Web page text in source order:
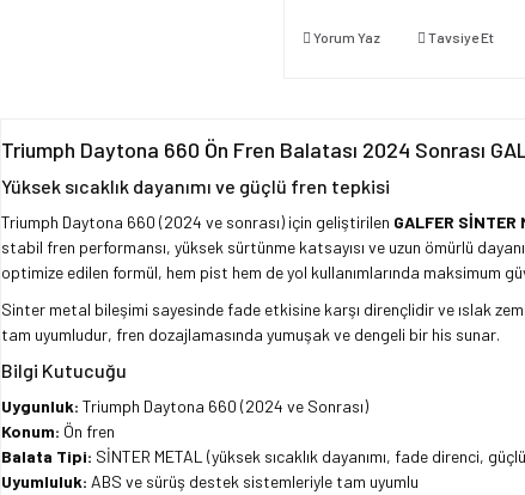
Yorum Yaz Tavsiye Et
Triumph Daytona 660 Ön Fren Balatası 2024 Sonrası
Yüksek sıcaklık dayanımı ve güçlü fren tepkisi
Triumph Daytona 660 (2024 ve sonrası) için geliştirilen GALFER SİNTER
stabil fren performansı, yüksek sürtünme katsayısı ve uzun ömürlü
optimize edilen formül, hem pist hem de yol kullanımlarında maksimum
Sinter metal bileşimi sayesinde fade etkisine karşı dirençlidir ve ıslak
tam uyumludur, fren dozajlamasında yumuşak ve dengeli bir his sunar.
Bilgi Kutucuğu
Uygunluk: Triumph Daytona 660 (2024 ve Sonrası)
Konum: Ön fren
Balata Tipi: SİNTER METAL (yüksek sıcaklık dayanımı, fade direnci,
Uyumluluk: ABS ve sürüş destek sistemleriyle tam uyumlu